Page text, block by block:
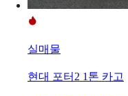
실매물
현대 포터2 1톤 카고